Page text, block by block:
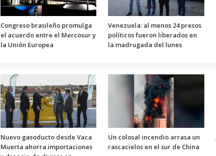
Congreso brasileño promulga
el acuerdo entre el Mercosur y
la Unión Europea
Venezuela: al menos 24 presos
políticos fueron liberados en
la madrugada del lunes
Nuevo gasoducto desde Vaca
Muerta ahorra importaciones
Un colosal incendio arrasa un
rascacielos en el sur de China